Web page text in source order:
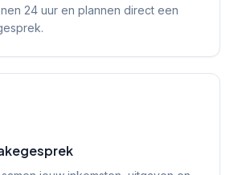
24 uur en plannen direct een